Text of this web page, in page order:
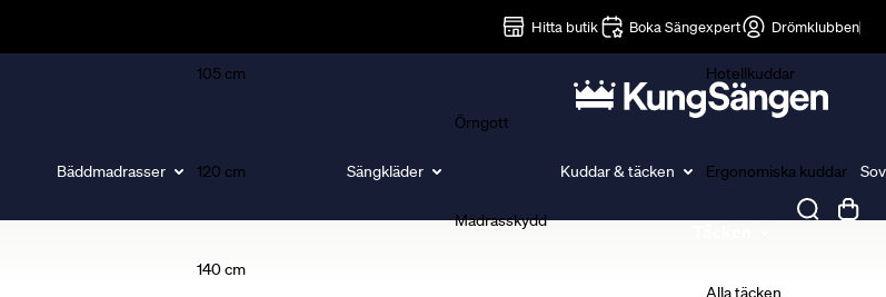
Hitta butik Boka Sängexpert Drömklubben
Bäddmadrasser
105 cm
120 cm
140 cm
Sängkläder
Örngott
Madrasskydd
Kuddar & täcken
Hotellkuddar
Ergonomiska kuddar
Alla täcken